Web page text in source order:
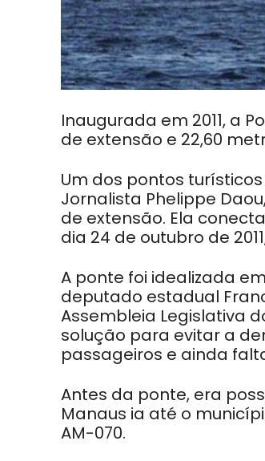
Inaugurada em 2011, a
de extensão e 22,60
Um dos pontos
Jornalista Phelippe
de extensão. Ela
dia 24 de outubro de
A ponte foi idealizada
deputado estadual
Assembleia Legislativa
solução para evitar a
passageiros e ainda
Antes da ponte, era
Manaus ia até o
AM-070.